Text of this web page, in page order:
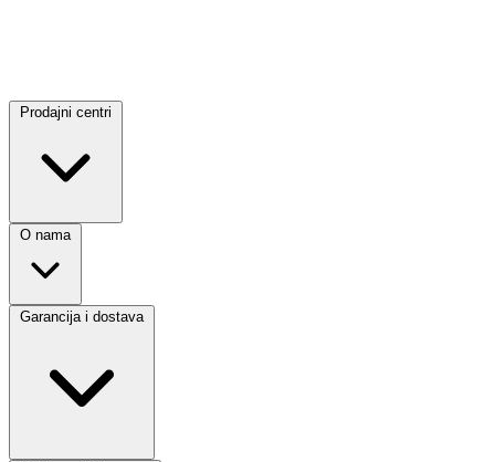
Prodajni centri
O nama
Garancija i dostava